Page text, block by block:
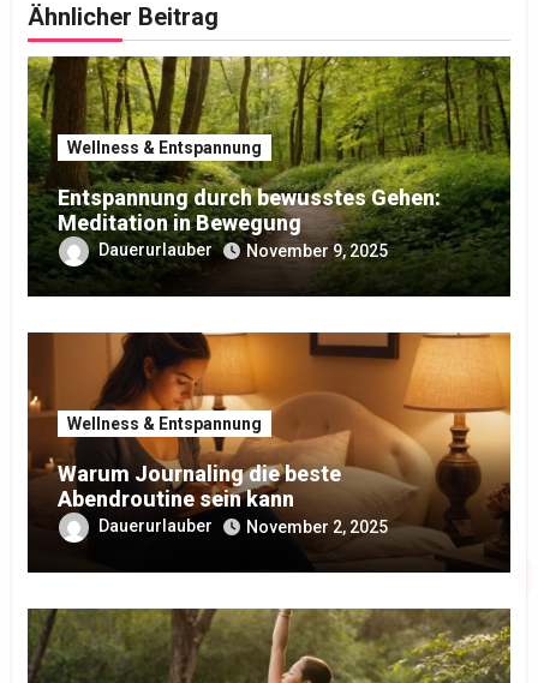
Ähnlicher Beitrag
Wellness & Entspannung
Entspannung durch bewusstes Gehen:
Meditation in Bewegung
Dauerurlauber November 9, 2025
Wellness & Entspannung
Warum Journaling die beste
Abendroutine sein kann
Dauerurlauber November 2, 2025